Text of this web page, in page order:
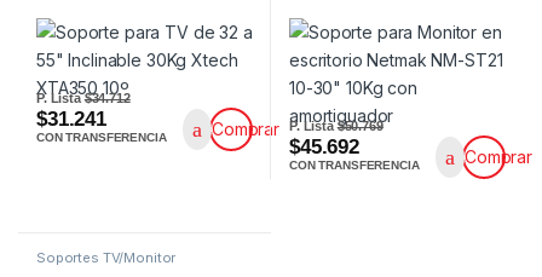
P. Lista$34.712
$31.241
CON TRANSFERENCIA Comprar P. Lista$50.769
$45.692
CON TRANSFERENCIA Comprar
Soportes TV/Monitor